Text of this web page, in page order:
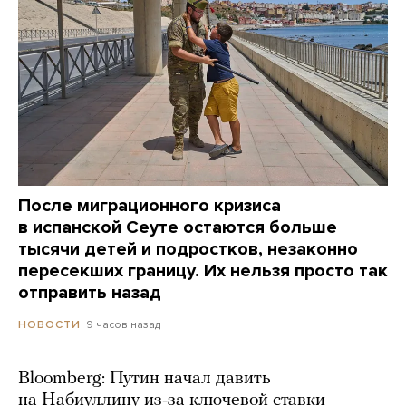
После миграционного кризиса
в испанской Сеуте остаются больше
тысячи детей и подростков, незаконно
пересекших границу. Их нельзя просто так
отправить назад
НОВОСТИ 9 часов назад
Bloomberg: Путин начал давить
на Набиуллину из-за ключевой ставки